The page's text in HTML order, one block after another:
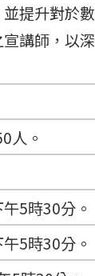
提升對於
講師，以
人。
5時30分。
5時30分。